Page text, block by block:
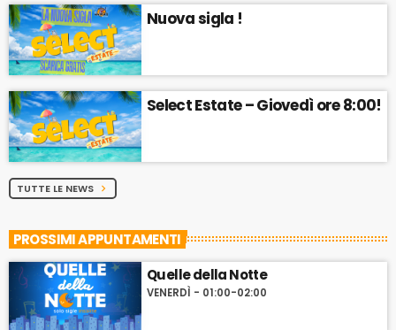
Nuova sigla !
Select Estate – Giovedì ore 8:00!
TUTTE LE NEWS chevron_right
PROSSIMI APPUNTAMENTI
Quelle della Notte
VENERDÌ - 01:00-02:00